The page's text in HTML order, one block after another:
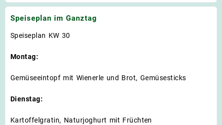
Speiseplan im Ganztag
Speiseplan KW 30
Montag:
Gemüseeintopf mit Wienerle und Brot, Gemüsesticks
Dienstag:
Kartoffelgratin, Naturjoghurt mit Früchten